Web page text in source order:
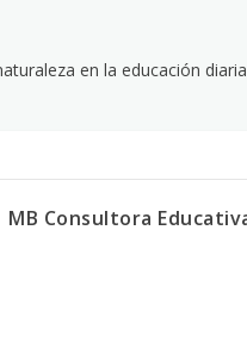
en la educación diaria
MB Consultora